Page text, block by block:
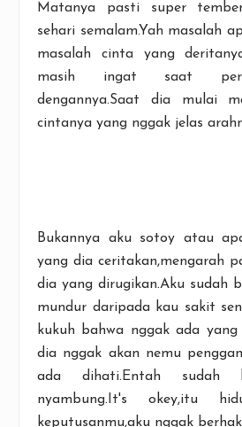
Matanya pasti super
sehari semalam.Yah masalah
masalah cinta yang
masih ingat saat
dengannya.Saat dia mulai
cintanya yang nggak jelas
Bukannya aku sotoy atau
yang dia ceritakan,mengarah
dia yang dirugikan.Aku sudah
mundur daripada kau sakit
kukuh bahwa nggak ada
dia nggak akan nemu
ada dihati.Entah sudah
nyambung.It's okey,itu
keputusanmu,aku nggak